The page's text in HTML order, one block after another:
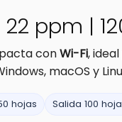
ppm |
conWi-Fi,
macOS y
hojas Salida 100